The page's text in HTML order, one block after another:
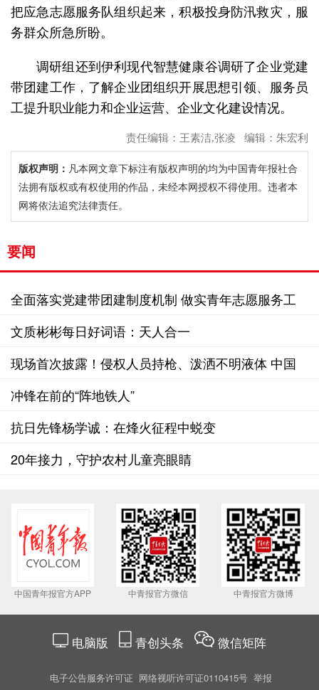
把应急志愿服务队组织起来，积极投身防汛救灾，服
务群众所急所盼。
调研组还到伊利现代智慧健康谷调研了企业党建
带团建工作，了解企业团组织开展思想引领、服务员
工提升职业能力和企业运营、企业文化建设情况。
责任编辑：王素洁,张凌 编辑：朱宏利
版权声明： 凡本网文章下标注有版权声明的均为中国青年报社合
法拥有版权或有权使用的作品，未经本网授权不得使用。违者本
网将依法追究法律责任。
要闻
全面落实党建带团建制度机制 做实青年志愿服务工
作
文质彬彬每日好词语：天人合一
现场首次披露！侵权人员持枪、泼洒不明液体 中国
海警6分钟成功处置
冲锋在前的“阵地铁人”
抗日先锋杨学诚：在烽火征程中蜕变
20年接力，守护农村儿童亮眼睛
中国青年报官方APP 中青报官方微信 中青报官方微博
电脑版 青创头条 微信矩阵
电子公告服务许可证 网络视听许可证0110415号 举报